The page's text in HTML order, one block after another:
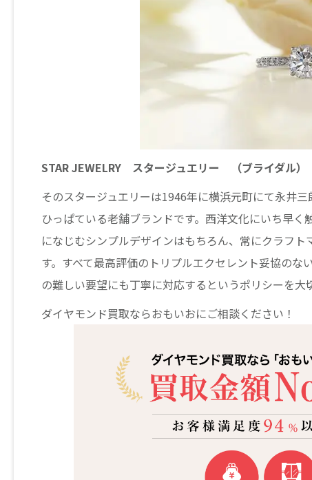
STAR JEWELRY スタージュエリー （ブライダル）
そのスタージュエリーは1946年に横浜元町にて永井
ひっぱている老舗ブランドです。西洋文化にいち早
になじむシンプルデザインはもちろん、常にクラフ
す。すべて最高評価のトリプルエクセレント妥協の
の難しい要望にも丁寧に対応するというポリシーを大
ダイヤモンド買取ならおもいおにご相談ください！